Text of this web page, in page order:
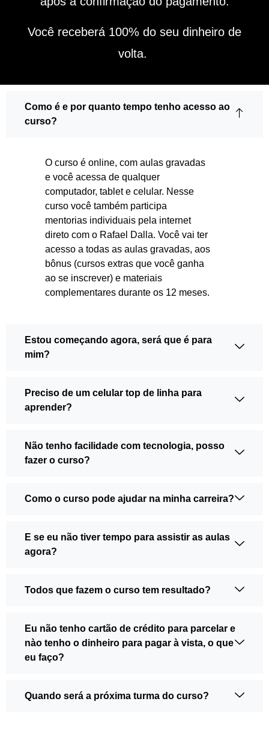
Você receberá 100% do seu dinheiro de
volta.
Como é e por quanto tempo tenho acesso ao
curso?
O curso é online, com aulas gravadas
e você acessa de qualquer
computador, tablet e celular. Nesse
curso você também participa
mentorias individuais pela internet
direto com o Rafael Dalla. Você vai ter
acesso a todas as aulas gravadas, aos
bônus (cursos extras que você ganha
ao se inscrever) e materiais
complementares durante os 12 meses.
Estou começando agora, será que é para
mim?
Preciso de um celular top de linha para
aprender?
Não tenho facilidade com tecnologia, posso
fazer o curso?
Como o curso pode ajudar na minha carreira?
E se eu não tiver tempo para assistir as aulas
agora?
Todos que fazem o curso tem resultado?
Eu não tenho cartão de crédito para parcelar e
nào tenho o dinheiro para pagar à vista, o que
eu faço?
Quando será a próxima turma do curso?